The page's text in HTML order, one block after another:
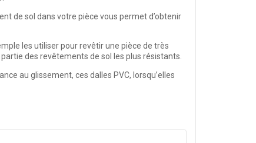
de sol dans votre pièce vous permet d’obtenir
les utiliser pour revêtir une pièce de très
des revêtements de sol les plus résistants.
au glissement, ces dalles PVC, lorsqu’elles